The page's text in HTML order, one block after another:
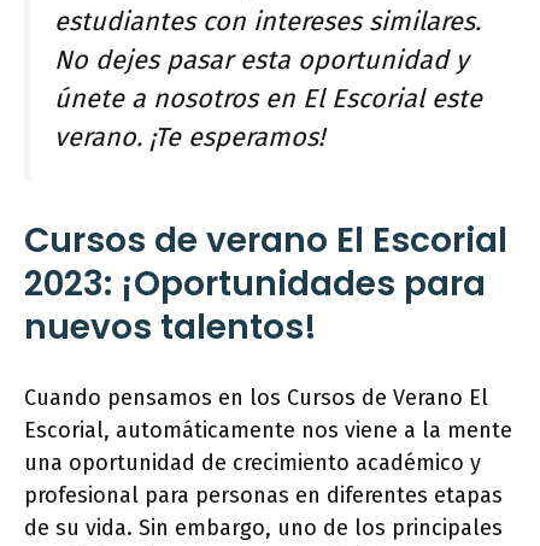
estudiantes con intereses similares.
No dejes pasar esta oportunidad y
únete a nosotros en El Escorial este
verano. ¡Te esperamos!
Cursos de verano El Escorial
2023: ¡Oportunidades para
nuevos talentos!
Cuando pensamos en los Cursos de Verano El
Escorial, automáticamente nos viene a la mente
una oportunidad de crecimiento académico y
profesional para personas en diferentes etapas
de su vida. Sin embargo, uno de los principales